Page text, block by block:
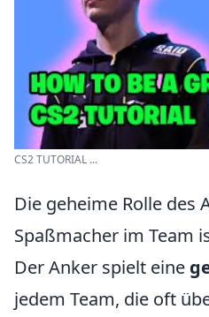
CS2 TUTORIAL ...
Die geheime Rolle des
Spaßmacher im Team
Der Anker spielt eine
jedem Team, die oft